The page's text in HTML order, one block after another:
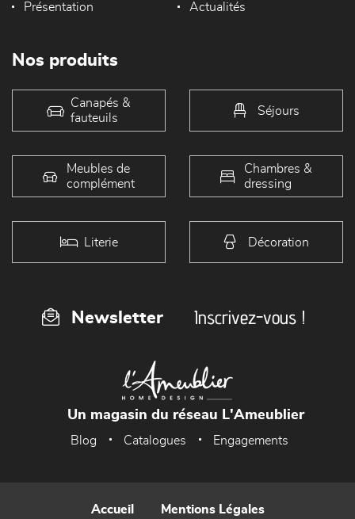
Présentation Actualités
Nos produits
Canapés &
fauteuils
Séjours
Meubles de
complément
Chambres &
dressing
Literie Décoration
Newsletter Inscrivez-vous !
Un magasin du réseau L'Ameublier
Blog Catalogues Engagements
Accueil Mentions Légales